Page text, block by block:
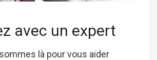
avec un expert
là pour vous aider